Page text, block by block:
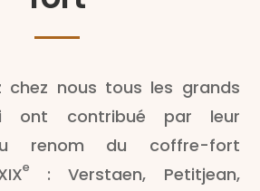
chez nous tous les grands
ont contribué par leur
renom du coffre-fort
e
: Verstaen, Petitjean,